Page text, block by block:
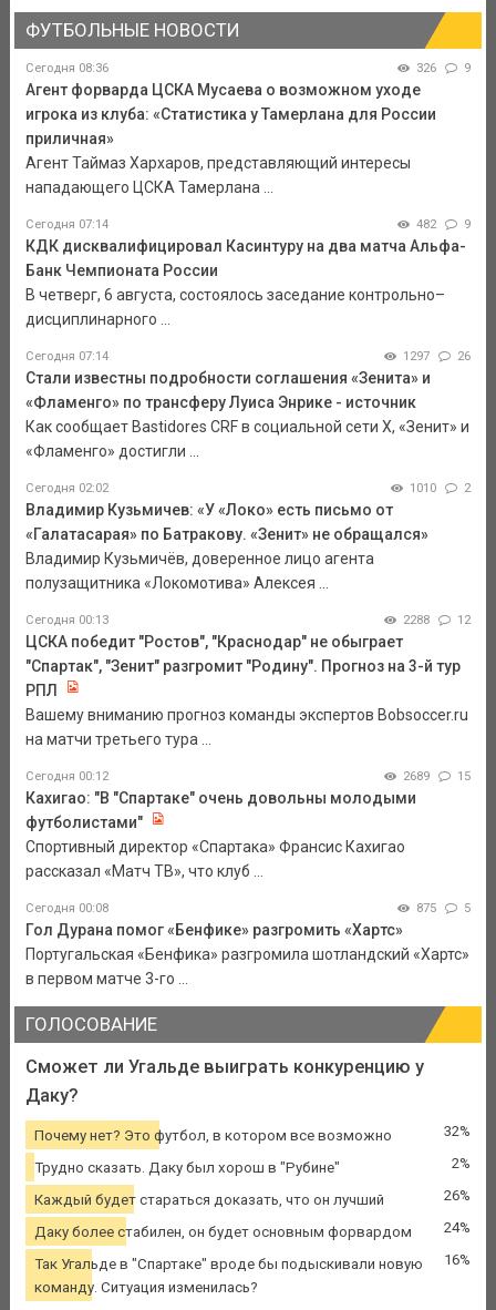
ФУТБОЛЬНЫЕ НОВОСТИ
Сегодня 08:36 326 9
Агент форварда ЦСКА Мусаева о возможном уходе
игрока из клуба: «Статистика у Тамерлана для России
приличная»
Агент Таймаз Хархаров, представляющий интересы
нападающего ЦСКА Тамерлана ...
Сегодня 07:14 482 9
КДК дисквалифицировал Касинтуру на два матча Альфа-
Банк Чемпионата России
В четверг, 6 августа, состоялось заседание контрольно–
дисциплинарного ...
Сегодня 07:14 1297 26
Стали известны подробности соглашения «Зенита» и
«Фламенго» по трансферу Луиса Энрике - источник
Как сообщает Bastidores CRF в социальной сети Х, «Зенит» и
«Фламенго» достигли ...
Сегодня 02:02 1010 2
Владимир Кузьмичев: «У «Локо» есть письмо от
«Галатасарая» по Батракову. «Зенит» не обращался»
Владимир Кузьмичёв, доверенное лицо агента
полузащитника «Локомотива» Алексея ...
Сегодня 00:13 2288 12
ЦСКА победит "Ростов", "Краснодар" не обыграет
"Спартак", "Зенит" разгромит "Родину". Прогноз на 3-й тур
РПЛ
Вашему вниманию прогноз команды экспертов Bobsoccer.ru
на матчи третьего тура ...
Сегодня 00:12 2689 15
Кахигао: "В "Спартаке" очень довольны молодыми
футболистами"
Спортивный директор «Спартака» Франсис Кахигао
рассказал «Матч ТВ», что клуб ...
Сегодня 00:08 875 5
Гол Дурана помог «Бенфике» разгромить «Хартс»
Португальская «Бенфика» разгромила шотландский «Хартс»
в первом матче 3-го ...
ГОЛОСОВАНИЕ
Сможет ли Угальде выиграть конкуренцию у
Даку?
Почему нет? Это футбол, в котором все возможно 32%
Трудно сказать. Даку был хорош в "Рубине" 2%
Каждый будет стараться доказать, что он лучший 26%
Даку более стабилен, он будет основным форвардом 24%
Так Угальде в "Спартаке" вроде бы подыскивали новую
команду. Ситуация изменилась?
16%